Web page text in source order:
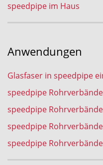
speedpipe im Haus
Anwendungen
Glasfaser in speedpipe
speedpipe
speedpipe
speedpipe
speedpipe